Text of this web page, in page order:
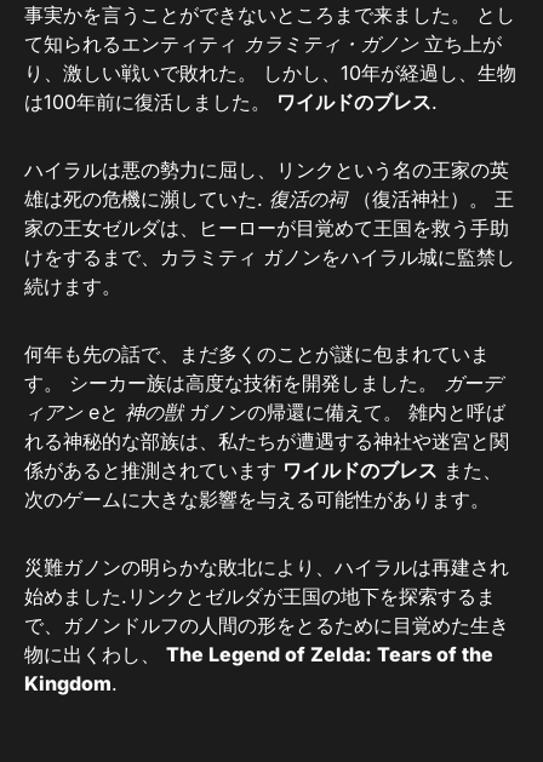
事実かを言うことができないところまで来ました。 とし
て知られるエンティティ カラミティ・ガノン立ち上が
り、激しい戦いで敗れた。 しかし、10年が経過し、生物
は100年前に復活しました。 ワイルドのブレス.
ハイラルは悪の勢力に屈し、リンクという名の王家の英
雄は死の危機に瀕していた. 復活の祠（復活神社）。 王
家の王女ゼルダは、ヒーローが目覚めて王国を救う手助
けをするまで、カラミティ ガノンをハイラル城に監禁し
続けます。
何年も先の話で、まだ多くのことが謎に包まれていま
す。 シーカー族は高度な技術を開発しました。
ガーデ
ィアン eと 神の獣ガノンの帰還に備えて。 雑内と呼ば
れる神秘的な部族は、私たちが遭遇する神社や迷宮と関
係があると推測されています ワイルドのブレス また、
次のゲームに大きな影響を与える可能性があります。
災難ガノンの明らかな敗北により、ハイラルは再建され
始めました.リンクとゼルダが王国の地下を探索するま
で、ガノンドルフの人間の形をとるために目覚めた生き
物に出くわし、 The Legend of Zelda: Tears of the
Kingdom.